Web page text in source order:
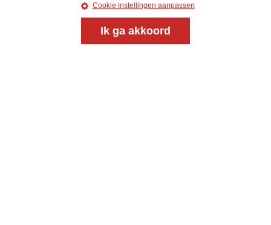
Cookie instellingen aanpassen
Ik ga akkoord